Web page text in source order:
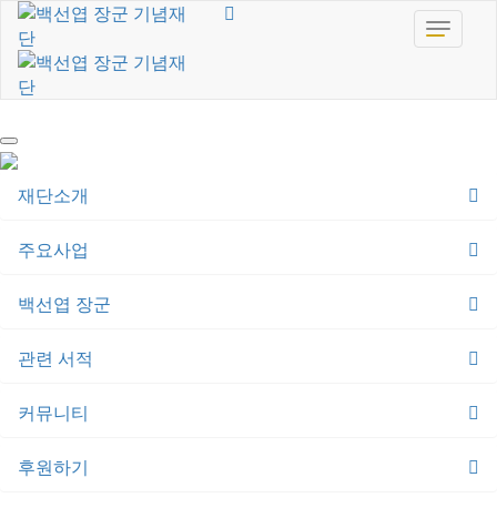
toggle
재단소개
주요사업
백선엽 장군
관련 서적
커뮤니티
후원하기